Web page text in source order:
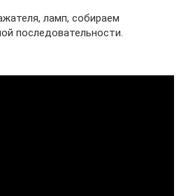
ламп, собираем
последовательности.